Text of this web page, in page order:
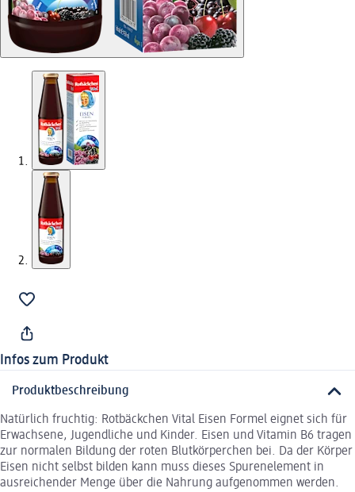
Infos zum Produkt
Produktbeschreibung
Natürlich fruchtig: Rotbäckchen Vital Eisen Formel eignet sich für
Erwachsene, Jugendliche und Kinder. Eisen und Vitamin B6 tragen
zur normalen Bildung der roten Blutkörperchen bei. Da der Körper
Eisen nicht selbst bilden kann muss dieses Spurenelement in
ausreichender Menge über die Nahrung aufgenommen werden.